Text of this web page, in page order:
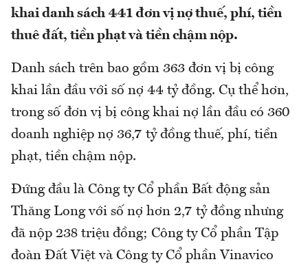
khai danh sách 441 đơn vị nợ thuế, phí, tiền
thuê đất, tiền phạt và tiền chậm nộp.
Danh sách trên bao gồm 363 đơn vị bị công
khai lần đầu với số nợ 44 tỷ đồng. Cụ thể hơn,
trong số đơn vị bị công khai nợ lần đầu có 360
doanh nghiệp nợ 36,7 tỷ đồng thuế, phí, tiền
phạt, tiền chậm nộp.
Đứng đầu là Công ty Cổ phần Bất động sản
Thăng Long với số nợ hơn 2,7 tỷ đồng nhưng
đã nộp 238 triệu đồng; Công ty Cổ phần Tập
đoàn Đất Việt và Công ty Cổ phần Vinavico